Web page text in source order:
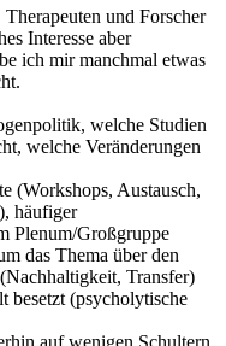
und Forscher
Interesse aber
ich mir manchmal etwas
welche Studien
welche Veränderungen
(Workshops, Austausch,
häufiger
Plenum/Großgruppe
das Thema über den
Transfer)
besetzt (psycholytische
auf wenigen Schultern